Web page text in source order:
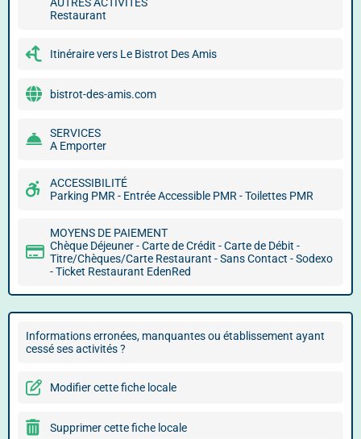
Restaurant
Itinéraire vers Le Bistrot Des Amis
bistrot-des-amis.com
SERVICES
A Emporter
ACCESSIBILITÉ
Parking PMR - Entrée Accessible PMR - Toilettes PMR
MOYENS DE PAIEMENT
Chèque Déjeuner - Carte de Crédit - Carte de Débit -
Titre/Chèques/Carte Restaurant - Sans Contact - Sodexo
- Ticket Restaurant EdenRed
Informations erronées, manquantes ou établissement ayant
cessé ses activités ?
Modifier cette fiche locale
Supprimer cette fiche locale